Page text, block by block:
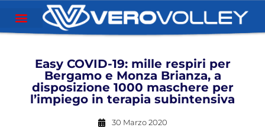
Easy COVID-19: mille respiri per
Bergamo e Monza Brianza, a
disposizione 1000 maschere per
l’impiego in terapia subintensiva
30 Marzo 2020